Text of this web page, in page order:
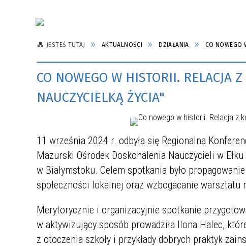
JESTEŚ TUTAJ AKTUALNOŚCI DZIAŁANIA CO NOWEGO
CO NOWEGO W HISTORII. RELACJA
NAUCZYCIELKĄ ŻYCIA"
11 września 2024 r. odbyła się Regionalna
Mazurski Ośrodek Doskonalenia Nauczycieli w
w Białymstoku. Celem spotkania było
społeczności lokalnej oraz wzbogacanie warsztatu
Merytorycznie i organizacyjnie spotkanie
w aktywizujący sposób prowadziła Ilona Halec,
z otoczenia szkoły i przykłady dobrych praktyk